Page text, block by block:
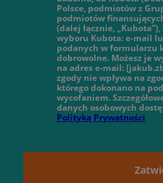
Polsce, podmiotów z
podmiotów
(dalej łącznie,
wyboru Kubota: e-mail
podanych w formularzu
dobrowolne. Możesz je
na adres e-mail:
zgody nie wpływa na
którego dokonano na
wycofaniem.
danych osobowych
Polityką Prywatności